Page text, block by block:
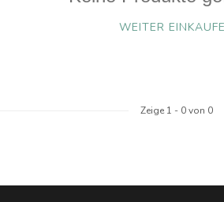
WEITER
Zeige 1 - 0von 0